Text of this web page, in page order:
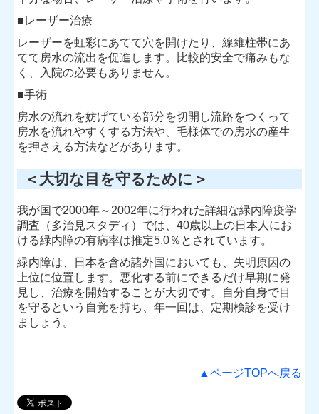
■レーザー治療
レーザーを虹彩にあてて穴を開けたり、線維柱帯にあ
てて房水の流出を促進します。比較的安全で痛みもな
く、入院の必要もありません。
■手術
房水の流れを妨げている部分を切開し流路をつくって
房水を流れやすくする方法や、毛様体での房水の産生
を押さえる方法などがあります。
＜大切な目を守るために＞
我が国で2000年～2002年に行われた詳細な緑内障疫学
調査（多治見スタディ）では、40歳以上の日本人にお
ける緑内障の有病率は推定5.0％とされています。
緑内障は、日本を含め諸外国においても、失明原因の
上位に位置します。悪化する前にできるだけ早期に発
見し、治療を開始することが大切です。自分自身で目
を守るという自覚を持ち、年一回は、定期検診を受け
ましょう。
▲ページTOPへ戻る